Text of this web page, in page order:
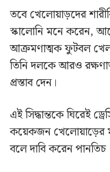
তবে খেলোয়াড়দের
স্কালোনি মনে করেন,
আক্রমণাত্মক ফুটবল
তিনি দলকে আরও
প্রস্তাব দেন।
এই সিদ্ধান্তকে ঘিরেই
কয়েকজন খেলোয়াড়ের
বলে দাবি করেন পানতিচ